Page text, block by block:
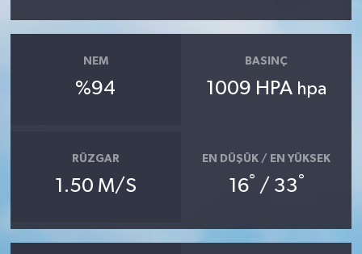
NEM
%94
BASINÇ
1009 HPA hpa
RÜZGAR
1.50 M/S
EN DÜŞÜK / EN YÜKSEK
16° / 33°